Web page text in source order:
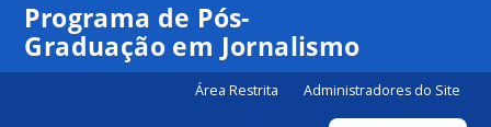
Programa de Pós-
Graduação em Jornalismo
Área Restrita Administradores do Site